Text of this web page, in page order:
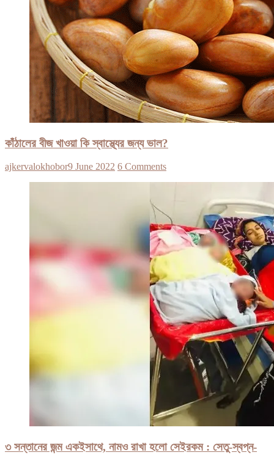
কাঁঠালের বীজ খাওয়া কি স্বাস্থ্যের জন্য ভাল?
ajkervalokhobor9 June 2022 6 Comments
৩ সন্তানের জন্ম একইসাথে, নামও রাখা হলো সেইরকম : সেতু-স্বপ্ন-